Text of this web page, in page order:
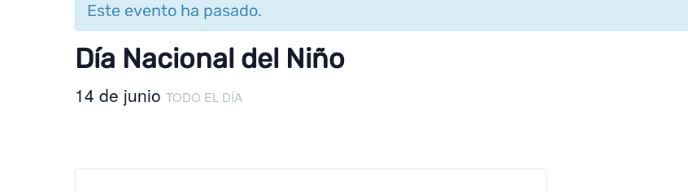
Este evento ha pasado.
Día Nacional del Niño
14 de junio TODO EL DÍA